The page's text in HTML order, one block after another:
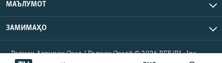
МАЪЛУМОТ
ЗАМИМАҲО
Радиои Аврупои Озод / Радиои Озодӣ © 2026 RFE/RL. Inc.